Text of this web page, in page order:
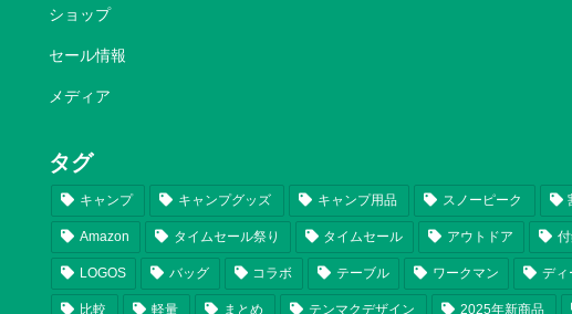
ショップ
セール情報
メディア
タグ
キャンプ キャンプグッズ キャンプ用品 スノーピーク
Amazon タイムセール祭り タイムセール アウトドア
LOGOS バッグ コラボ テーブル ワークマン ディ
比較 軽量 まとめ テンマクデザイン 2025年新商品